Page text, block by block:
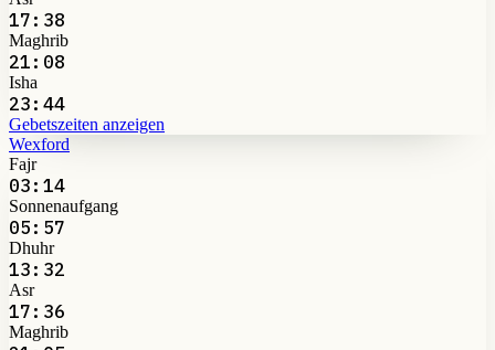
17:38
Maghrib
21:08
Isha
23:44
Gebetszeiten anzeigen
Wexford
Fajr
03:14
Sonnenaufgang
05:57
Dhuhr
13:32
Asr
17:36
Maghrib